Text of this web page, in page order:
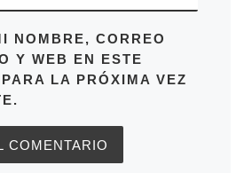
NOMBRE, CORREO
Y WEB EN ESTE
LA PRÓXIMA VEZ